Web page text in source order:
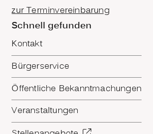
zur Terminvereinbarung
Schnell gefunden
Kontakt
Bürgerservice
Öffentliche Bekanntmachungen
Veranstaltungen